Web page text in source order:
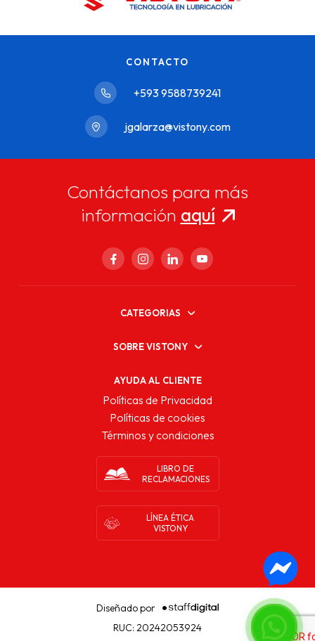
CONTACTO
+593 9588739241
jgalarza@vistony.com
Contáctanos para más
información aquí
CATEGORIAS
SOBRE VISTONY
AYUDA AL CLIENTE
Políticas de Privacidad
Políticas de cookies
Términos y condiciones
LIBRO DE
RECLAMACIONES
LÍNEA ÉTICA
VISTONY
Diseñado por
RUC: 20242053924